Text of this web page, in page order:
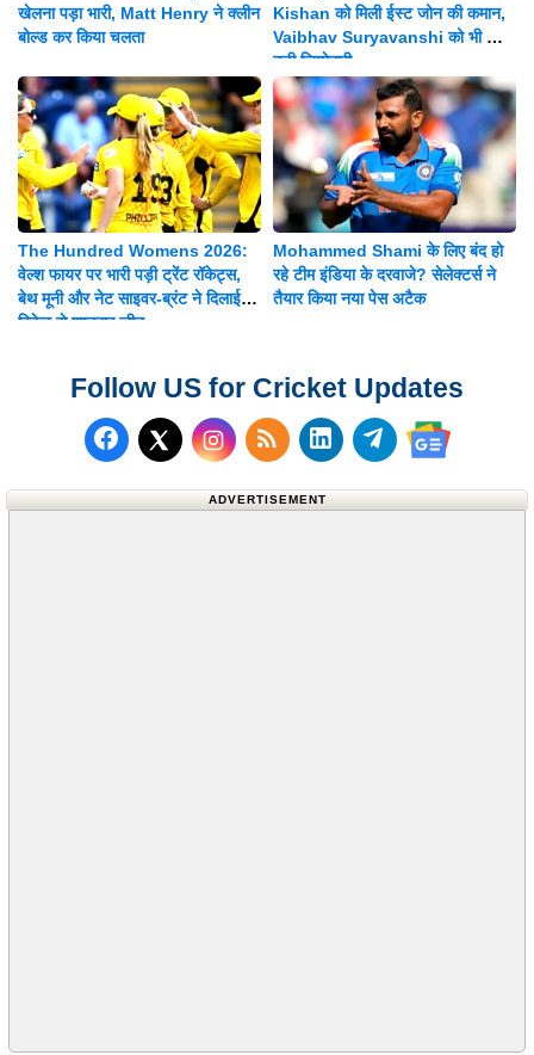
खेलना पड़ा भारी, Matt Henry ने क्लीन
बोल्ड कर किया चलता
Kishan को मिली ईस्ट जोन की कमान,
Vaibhav Suryavanshi को भी मिली
बड़ी जिम्मेदारी
The Hundred Womens 2026:
वेल्श फायर पर भारी पड़ी ट्रेंट रॉकेट्स,
बेथ मूनी और नेट साइवर-ब्रंट ने दिलाई 8
विकेट से शानदार जीत
Mohammed Shami के लिए बंद हो
रहे टीम इंडिया के दरवाजे? सेलेक्टर्स ने
तैयार किया नया पेस अटैक
Follow US for Cricket Updates
Follow us on Facebook
Follow us on X (Twitter)
Subscribe to our RSS
Follow us on
Follow us on
Follow us
ADVERTISEMENT